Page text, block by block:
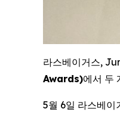
라스베이거스,
Awards)에서 두
5월 6일 라스베이